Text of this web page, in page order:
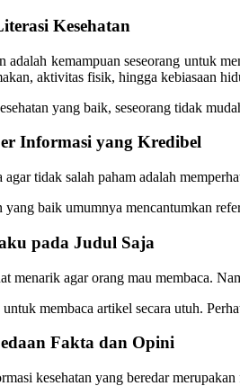
Kesehatan
adalah kemampuan seseorang untuk
aktivitas fisik, hingga kebiasaan
yang baik, seseorang tidak
Informasi yang Kredibel
agar tidak salah paham adalah
yang baik umumnya mencantumkan
pada Judul Saja
menarik agar orang mau membaca.
membaca artikel secara utuh.
Fakta dan Opini
kesehatan yang beredar